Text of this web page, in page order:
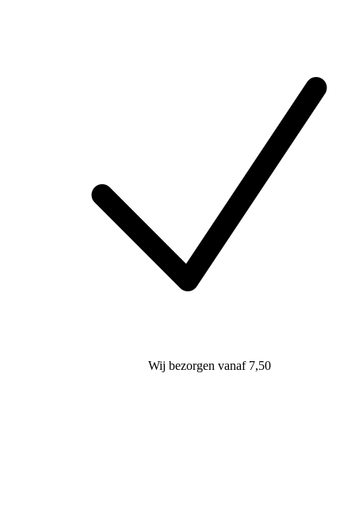
Wij bezorgen vanaf 7,50